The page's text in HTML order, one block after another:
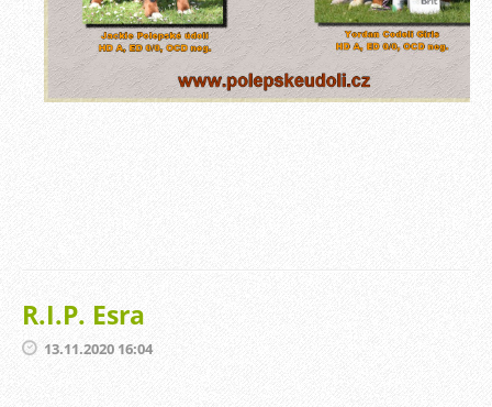
R.I.P. Esra
13.11.2020 16:04